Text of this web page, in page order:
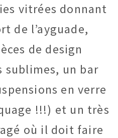
vitrées donnant
de l’ayguade,
de design
sublimes, un bar
en verre
!!!) et un très
où il doit faire